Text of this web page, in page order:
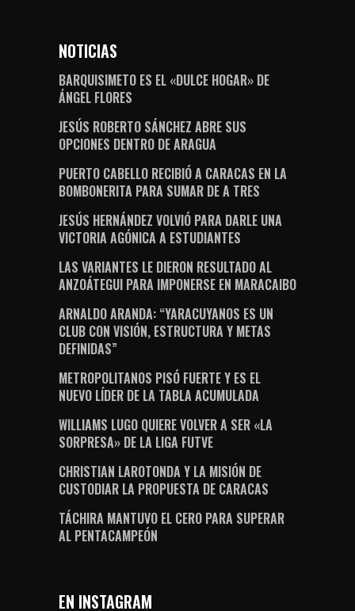
NOTICIAS
BARQUISIMETO ES EL «DULCE HOGAR» DE
ÁNGEL FLORES
JESÚS ROBERTO SÁNCHEZ ABRE SUS
OPCIONES DENTRO DE ARAGUA
PUERTO CABELLO RECIBIÓ A CARACAS EN LA
BOMBONERITA PARA SUMAR DE A TRES
JESÚS HERNÁNDEZ VOLVIÓ PARA DARLE UNA
VICTORIA AGÓNICA A ESTUDIANTES
LAS VARIANTES LE DIERON RESULTADO AL
ANZOÁTEGUI PARA IMPONERSE EN MARACAIBO
ARNALDO ARANDA: “YARACUYANOS ES UN
CLUB CON VISIÓN, ESTRUCTURA Y METAS
DEFINIDAS”
METROPOLITANOS PISÓ FUERTE Y ES EL
NUEVO LÍDER DE LA TABLA ACUMULADA
WILLIAMS LUGO QUIERE VOLVER A SER «LA
SORPRESA» DE LA LIGA FUTVE
CHRISTIAN LAROTONDA Y LA MISIÓN DE
CUSTODIAR LA PROPUESTA DE CARACAS
TÁCHIRA MANTUVO EL CERO PARA SUPERAR
AL PENTACAMPEÓN
EN INSTAGRAM